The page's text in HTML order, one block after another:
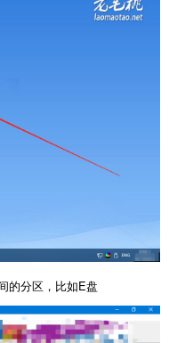
的分区，比如E盘